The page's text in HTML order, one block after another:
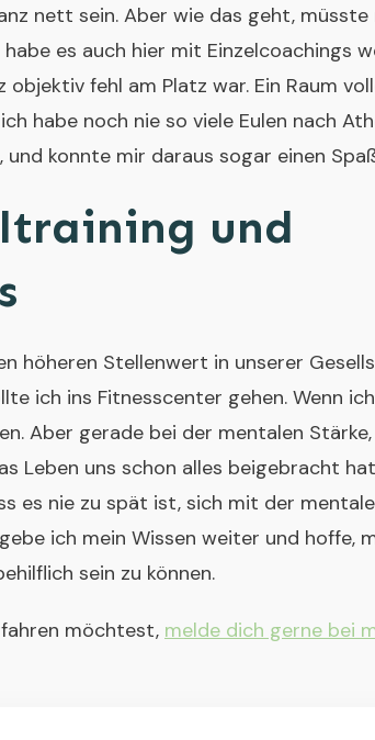
nett sein. Aber wie das geht, müsste
es auch hier mit Einzelcoachings
fehl am Platz war. Ein Raum
habe noch nie so viele Eulen nach
konnte mir daraus sogar einen
und
höheren Stellenwert in unserer
ich ins Fitnesscenter gehen. Wenn
Aber gerade bei der mentalen
Leben uns schon alles beigebracht
es nie zu spät ist, sich mit der
ich mein Wissen weiter und hoffe,
sein zu können.
möchtest, melde dich gerne bei